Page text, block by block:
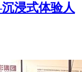
浸式体验人